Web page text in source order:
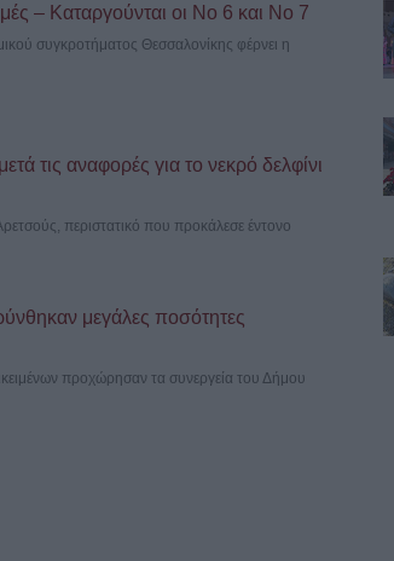
– Καταργούνται οι Νο 6 και Νο 7
συγκροτήματος Θεσσαλονίκης φέρνει η
τις αναφορές για το νεκρό δελφίνι
περιστατικό που προκάλεσε έντονο
μεγάλες ποσότητες
προχώρησαν τα συνεργεία του Δήμου